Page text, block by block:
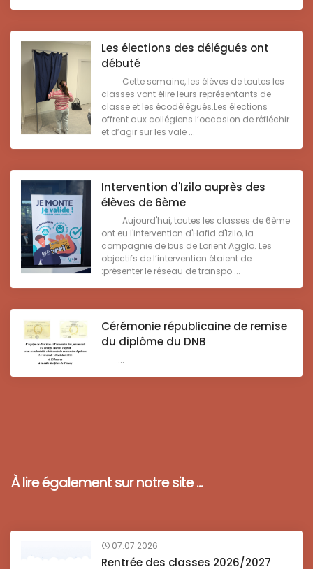
Les élections des délégués ont
débuté
Cette semaine, les élèves de toutes les
classes vont élire leurs représentants de
classe et les écodélégués.Les élections
offrent aux collégiens l’occasion de réfléchir
et d’agir sur les vale ...
Intervention d'Izilo auprès des
élèves de 6ème
Aujourd'hui, toutes les classes de 6ème
ont eu l'intervention d'Hafid d'Izilo, la
compagnie de bus de Lorient Agglo. Les
objectifs de l’intervention étaient de
:présenter le réseau de transpo ...
Cérémonie républicaine de remise
du diplôme du DNB
...
À lire également sur notre site ...
07.07.2026
Rentrée des classes 2026/2027